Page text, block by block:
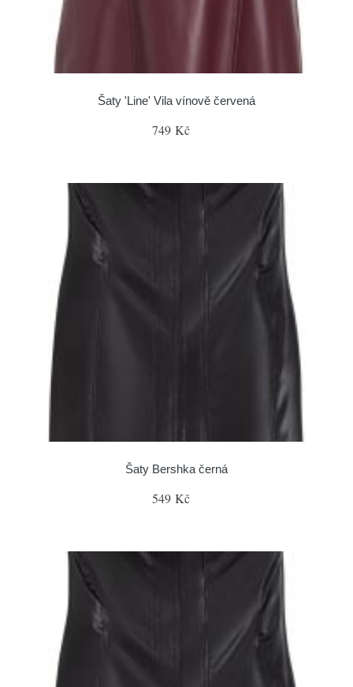
Šaty 'Line' Vila vínově červená
749 Kč
Šaty Bershka černá
549 Kč